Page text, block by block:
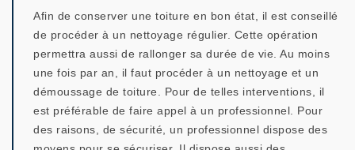
Afin de conserver une toiture en bon état, il est conseillé
de procéder à un nettoyage régulier. Cette opération
permettra aussi de rallonger sa durée de vie. Au moins
une fois par an, il faut procéder à un nettoyage et un
démoussage de toiture. Pour de telles interventions, il
est préférable de faire appel à un professionnel. Pour
des raisons, de sécurité, un professionnel dispose des